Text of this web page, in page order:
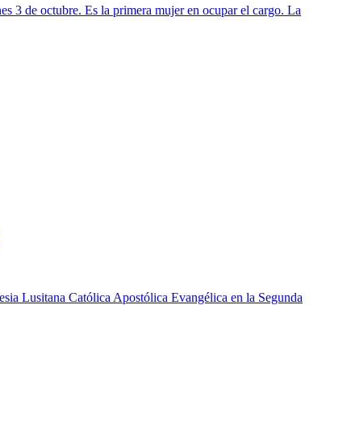
3 de octubre. Es la primera mujer en ocupar el cargo. La
Lusitana Católica Apostólica Evangélica en la Segunda